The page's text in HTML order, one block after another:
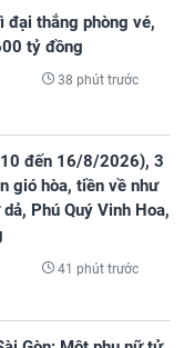
đại thắng phòng vé,
tỷ đồng
38 phút trước
đến 16/8/2026), 3
gió hòa, tiền về như
Phú Quý Vinh Hoa,
41 phút trước